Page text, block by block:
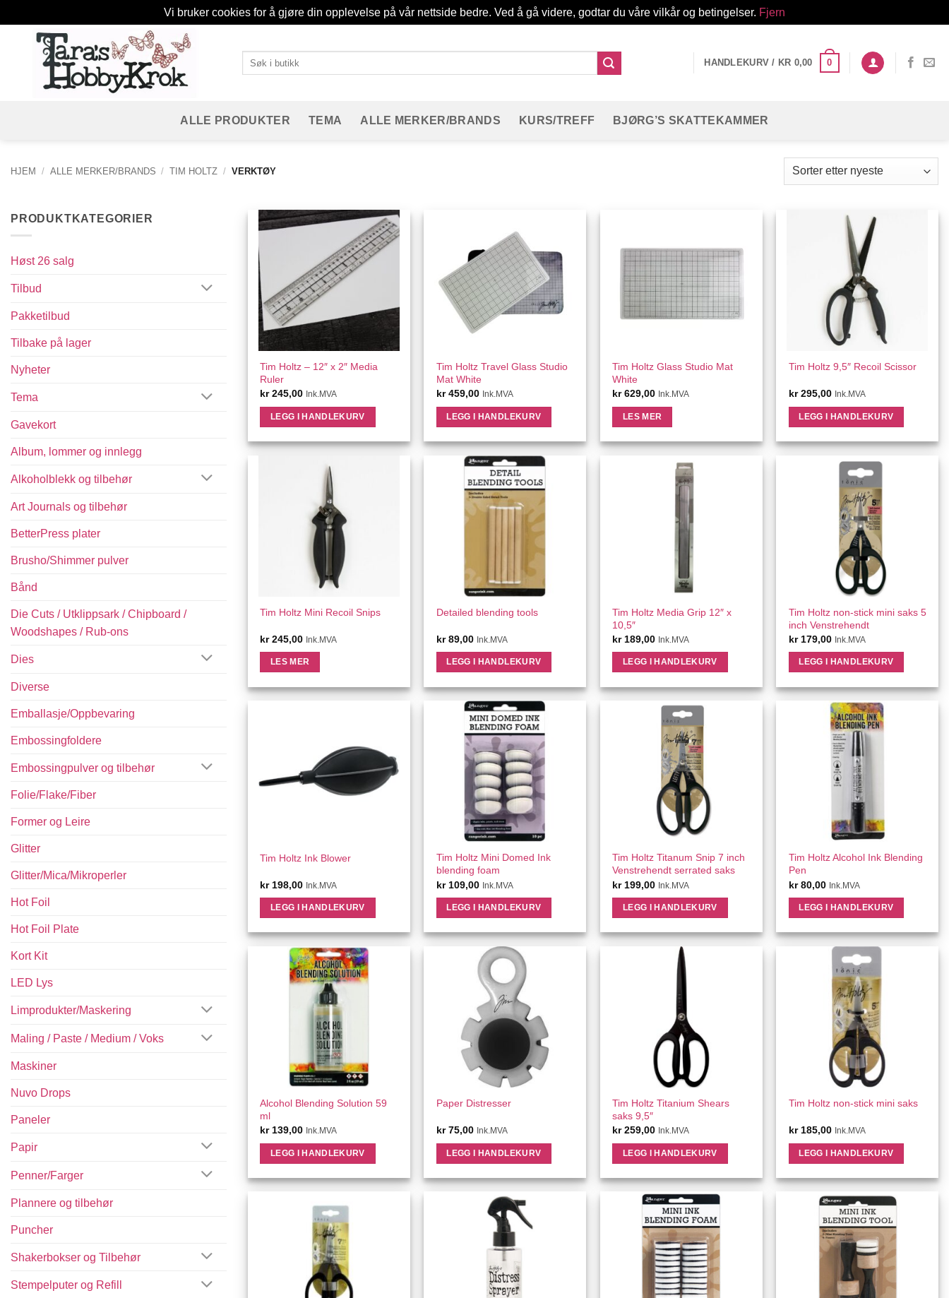
Vi bruker cookies for å gjøre din opplevelse på vår nettside bedre. Ved å gå videre, godtar du våre vilkår og betingelser. Fjern
HANDLEKURV / KR 0,00 0
ALLE PRODUKTER TEMA ALLE MERKER/BRANDS KURS/TREFF BJØRG’S SKATTEKAMMER
HJEM / ALLE MERKER/BRANDS / TIM HOLTZ / VERKTØY
PRODUKTKATEGORIER
Høst 26 salg
Tilbud
Pakketilbud
Tilbake på lager
Nyheter
Tema
Gavekort
Album, lommer og innlegg
Alkoholblekk og tilbehør
Art Journals og tilbehør
BetterPress plater
Brusho/Shimmer pulver
Bånd
Die Cuts / Utklippsark / Chipboard /
Woodshapes / Rub-ons
Dies
Diverse
Emballasje/Oppbevaring
Embossingfoldere
Embossingpulver og tilbehør
Folie/Flake/Fiber
Former og Leire
Glitter
Glitter/Mica/Mikroperler
Hot Foil
Hot Foil Plate
Kort Kit
LED Lys
Limprodukter/Maskering
Maling / Paste / Medium / Voks
Maskiner
Nuvo Drops
Paneler
Papir
Penner/Farger
Plannere og tilbehør
Puncher
Shakerbokser og Tilbehør
Stempelputer og Refill
QUICK VIEW
Tim Holtz – 12″ x 2″ Media
Ruler
kr245,00 Ink.MVA
LEGG I HANDLEKURV
QUICK VIEW
Tim Holtz Travel Glass Studio
Mat White
kr459,00 Ink.MVA
LEGG I HANDLEKURV
QUICK VIEW
Tim Holtz Glass Studio Mat
White
kr629,00 Ink.MVA
LES MER
QUICK VIEW
Tim Holtz 9,5″ Recoil Scissor
kr295,00 Ink.MVA
LEGG I HANDLEKURV
QUICK VIEW
Tim Holtz Mini Recoil Snips
kr245,00 Ink.MVA
LES MER
QUICK VIEW
Detailed blending tools
kr89,00 Ink.MVA
LEGG I HANDLEKURV
QUICK VIEW
Tim Holtz Media Grip 12″ x
10,5″
kr189,00 Ink.MVA
LEGG I HANDLEKURV
QUICK VIEW
Tim Holtz non-stick mini saks 5
inch Venstrehendt
kr179,00 Ink.MVA
LEGG I HANDLEKURV
QUICK VIEW
Tim Holtz Ink Blower
kr198,00 Ink.MVA
LEGG I HANDLEKURV
QUICK VIEW
Tim Holtz Mini Domed Ink
blending foam
kr109,00 Ink.MVA
LEGG I HANDLEKURV
QUICK VIEW
Tim Holtz Titanum Snip 7 inch
Venstrehendt serrated saks
kr199,00 Ink.MVA
LEGG I HANDLEKURV
QUICK VIEW
Tim Holtz Alcohol Ink Blending
Pen
kr80,00 Ink.MVA
LEGG I HANDLEKURV
QUICK VIEW
Alcohol Blending Solution 59
ml
kr139,00 Ink.MVA
LEGG I HANDLEKURV
QUICK VIEW
Paper Distresser
kr75,00 Ink.MVA
LEGG I HANDLEKURV
QUICK VIEW
Tim Holtz Titanium Shears
saks 9,5″
kr259,00 Ink.MVA
LEGG I HANDLEKURV
QUICK VIEW
Tim Holtz non-stick mini saks
kr185,00 Ink.MVA
LEGG I HANDLEKURV